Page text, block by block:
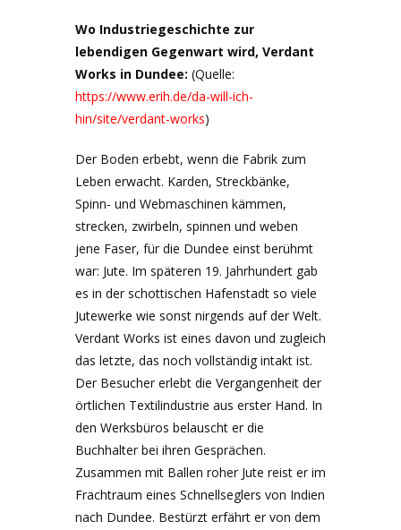
Wo Industriegeschichte zur
lebendigen Gegenwart wird, Verdant
Works in Dundee: (Quelle:
https://www.erih.de/da-will-ich-
hin/site/verdant-works)
Der Boden erbebt, wenn die Fabrik zum
Leben erwacht. Karden, Streckbänke,
Spinn- und Webmaschinen kämmen,
strecken, zwirbeln, spinnen und weben
jene Faser, für die Dundee einst berühmt
war: Jute. Im späteren 19. Jahrhundert gab
es in der schottischen Hafenstadt so viele
Jutewerke wie sonst nirgends auf der Welt.
Verdant Works ist eines davon und zugleich
das letzte, das noch vollständig intakt ist.
Der Besucher erlebt die Vergangenheit der
örtlichen Textilindustrie aus erster Hand. In
den Werksbüros belauscht er die
Buchhalter bei ihren Gesprächen.
Zusammen mit Ballen roher Jute reist er im
Frachtraum eines Schnellseglers von Indien
nach Dundee. Bestürzt erfährt er von dem